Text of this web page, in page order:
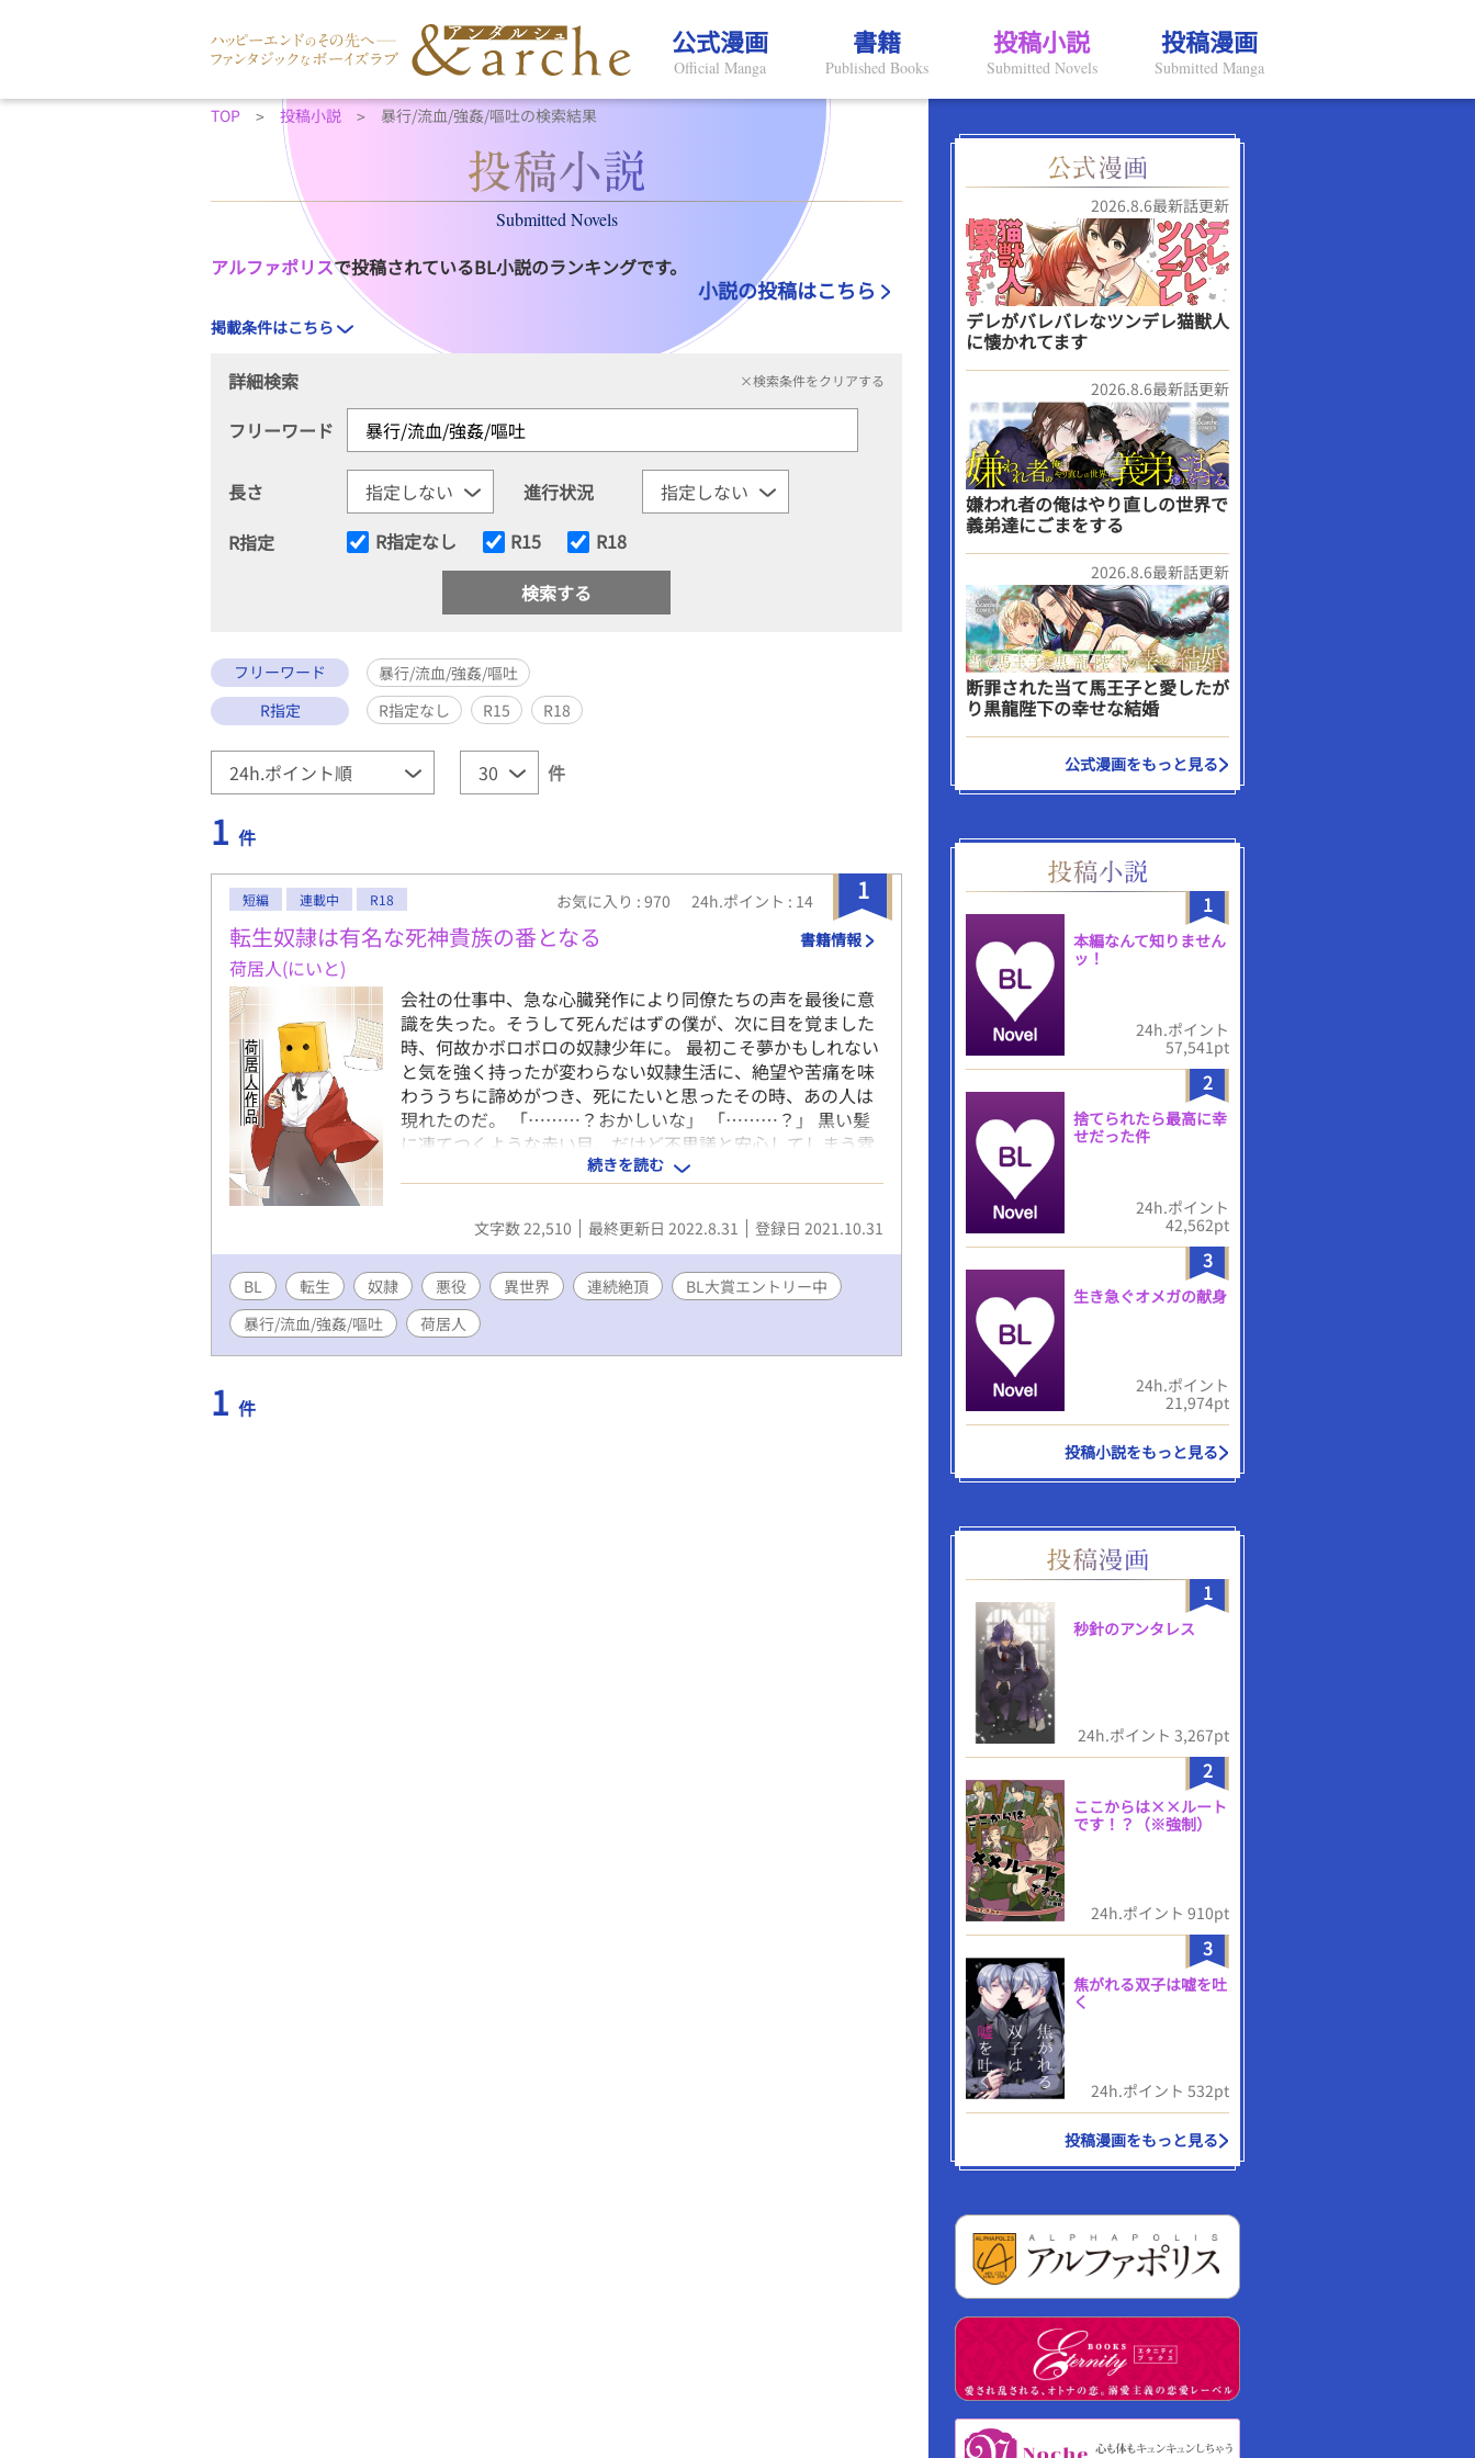
公式漫画
Official Manga
書籍
Published Books
投稿小説
Submitted Novels
投稿漫画
Submitted Manga
TOP 投稿小説 暴行/流血/強姦/嘔吐の検索結果
Submitted Novels
アルファポリスで投稿されているBL小説のランキングです。
小説の投稿はこちら
掲載条件はこちら
詳細検索 ×検索条件をクリアする
フリーワード
長さ
進行状況
R指定
R指定なし R15 R18
フリーワード
暴行/流血/強姦/嘔吐
R指定
R指定なし R15 R18
件
1 件
1
短編 連載中 R18 お気に入り : 970 24h.ポイント : 14
転生奴隷は有名な死神貴族の番となる
荷居人(にいと)
書籍情報
会社の仕事中、急な心臓発作により同僚たちの声を最後に意
識を失った。そうして死んだはずの僕が、次に目を覚ました
時、何故かボロボロの奴隷少年に。 最初こそ夢かもしれない
と気を強く持ったが変わらない奴隷生活に、絶望や苦痛を味
わううちに諦めがつき、死にたいと思ったその時、あの人は
現れたのだ。 「………？おかしいな」 「………？」 黒い髪
に凍てつくような赤い目。だけど不思議と安心してしまう雰
囲気がその人にはあり、その日奴隷商を営んでいるオーナー
というその人に引き取られる運びとなった。 これは転生奴隷
少年と死神と言われる悪役貴族の話。 R18入ります。 BL大賞
応募作品です。応援いただけたら嬉しいです。
続きを読む
文字数 22,510 最終更新日 2022.8.31 登録日 2021.10.31
BL 転生 奴隷 悪役 異世界 連続絶頂
BL大賞エントリー中
暴行/流血/強姦/嘔吐
荷居人
1 件
2026.8.6最新話更新
デレがバレバレなツンデレ猫獣人
に懐かれてます
2026.8.6最新話更新
嫌われ者の俺はやり直しの世界で
義弟達にごまをする
2026.8.6最新話更新
断罪された当て馬王子と愛したが
り黒龍陛下の幸せな結婚
公式漫画をもっと見る
1
本編なんて知りません
ッ！
24h.ポイント
57,541pt
2
捨てられたら最高に幸
せだった件
24h.ポイント
42,562pt
3
生き急ぐオメガの献身
24h.ポイント
21,974pt
投稿小説をもっと見る
1
秒針のアンタレス
24h.ポイント 3,267pt
2
ここからは××ルート
です！？（※強制）
24h.ポイント 910pt
3
焦がれる双子は嘘を吐
く
24h.ポイント 532pt
投稿漫画をもっと見る